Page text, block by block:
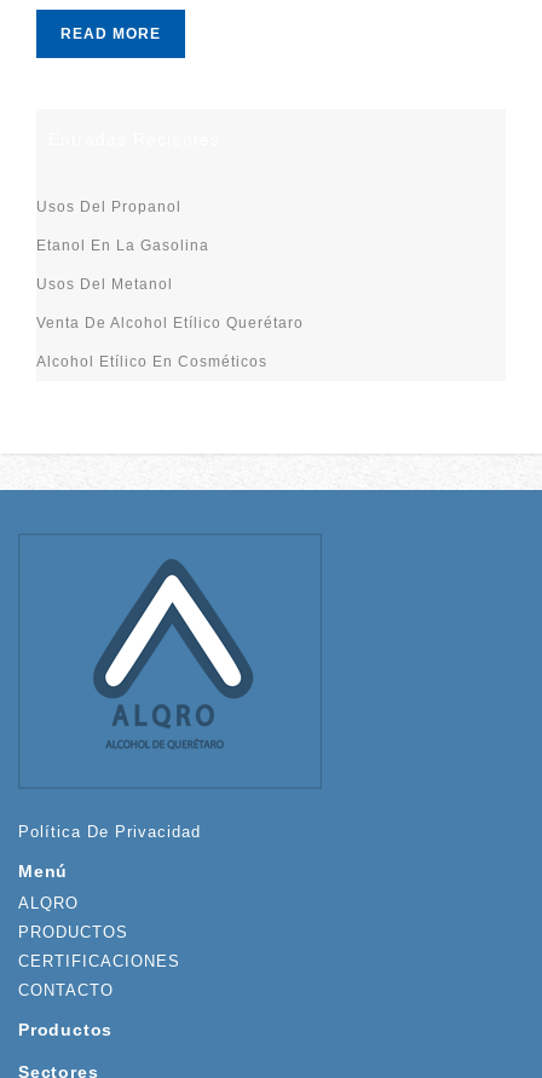
READ MORE
Usos Del Propanol
Etanol En La Gasolina
Usos Del Metanol
Venta De Alcohol Etílico Querétaro
Alcohol Etílico En Cosméticos
Política De Privacidad
Menú
ALQRO
PRODUCTOS
CERTIFICACIONES
CONTACTO
Productos
Sectores